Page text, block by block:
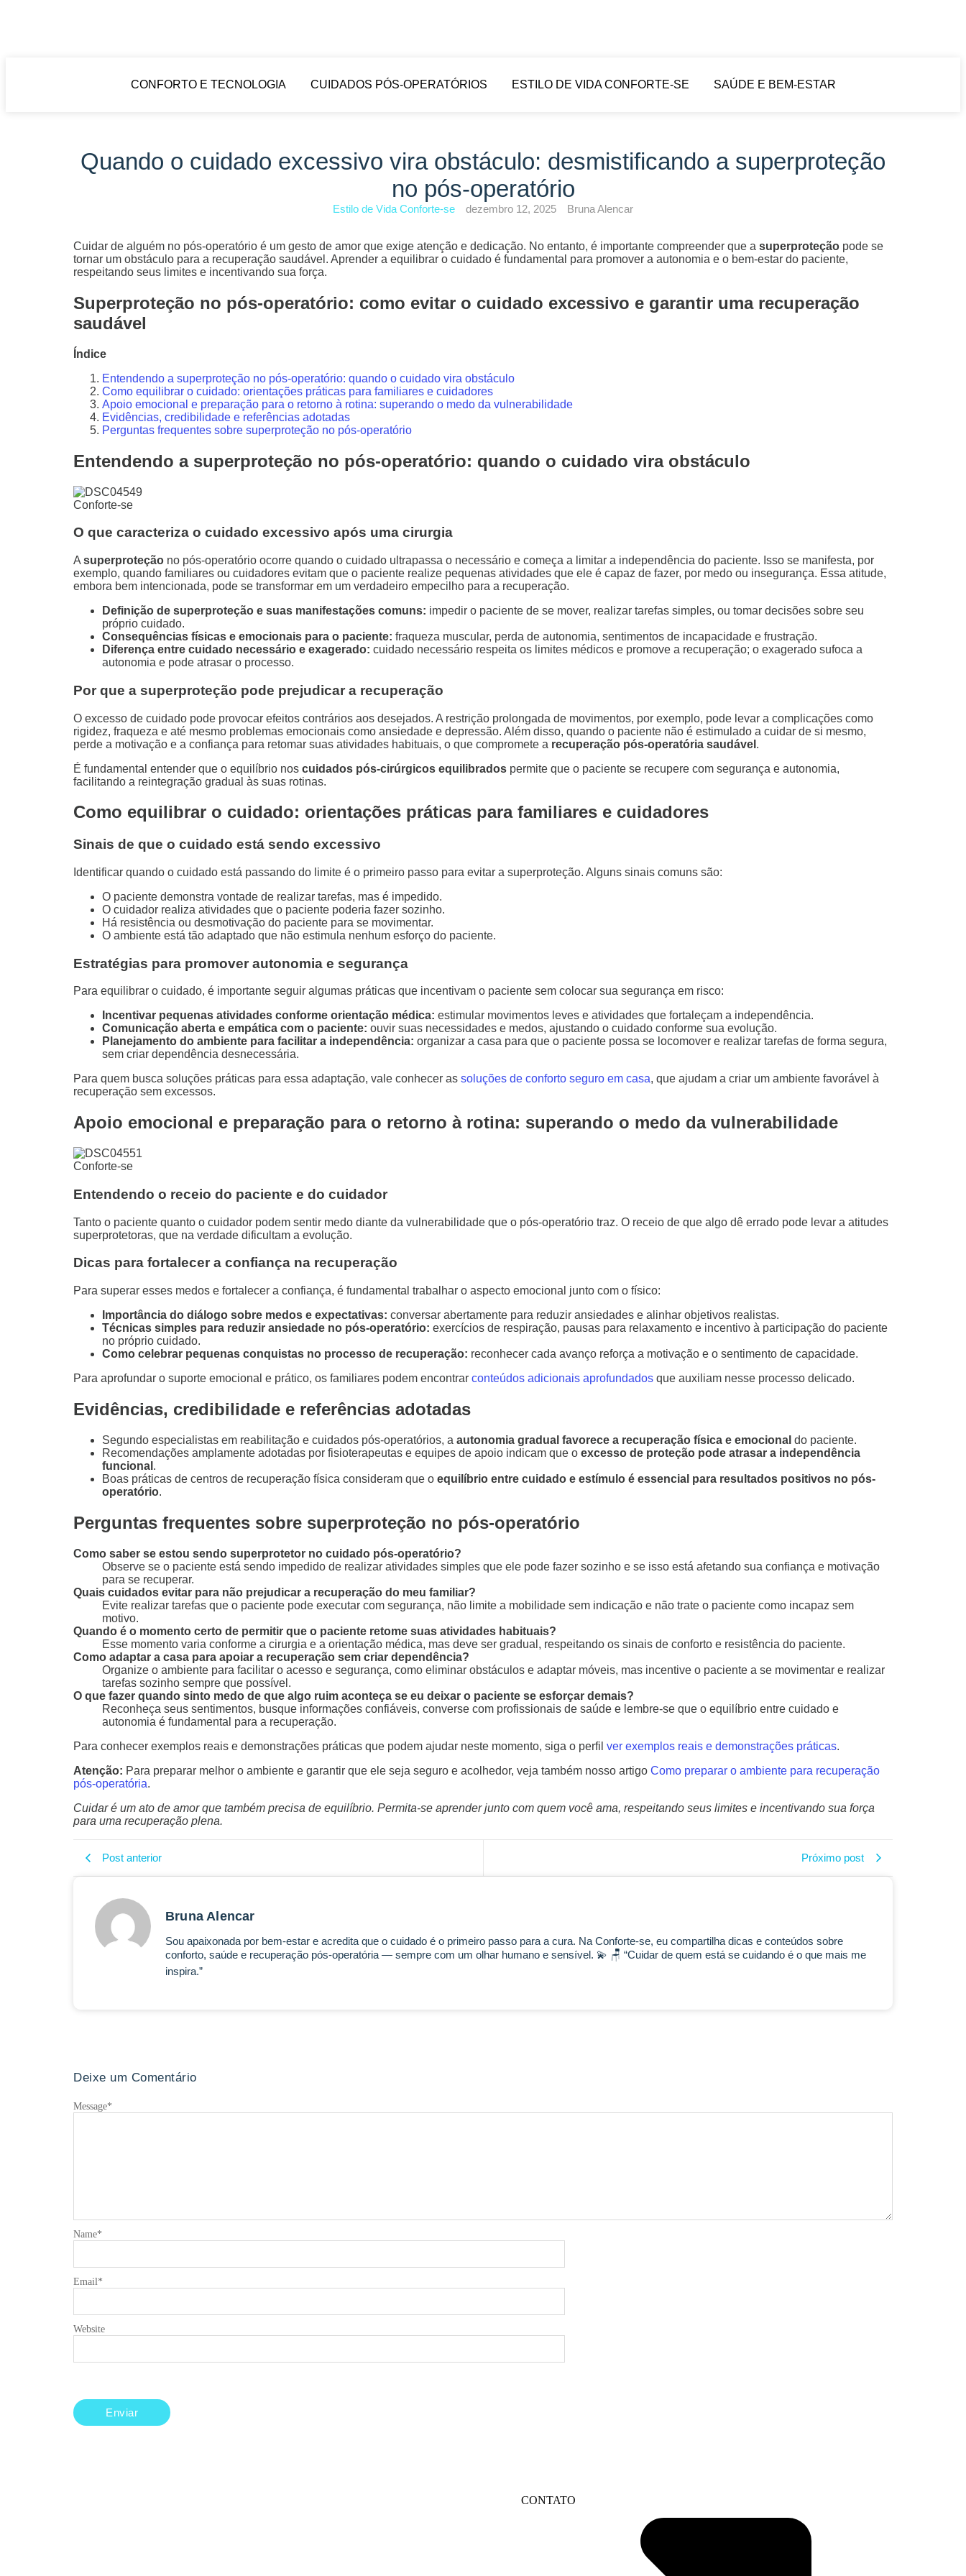
CONFORTO E TECNOLOGIA CUIDADOS PÓS-OPERATÓRIOS ESTILO DE VIDA CONFORTE-SE SAÚDE E BEM-ESTAR
Quando o cuidado excessivo vira obstáculo: desmistificando a superproteção
no pós-operatório
Estilo de Vida Conforte-se dezembro 12, 2025 Bruna Alencar
Cuidar de alguém no pós-operatório é um gesto de amor que exige atenção e dedicação. No entanto, é importante compreender que a superproteção pode se
tornar um obstáculo para a recuperação saudável. Aprender a equilibrar o cuidado é fundamental para promover a autonomia e o bem-estar do paciente,
respeitando seus limites e incentivando sua força.
Superproteção no pós-operatório: como evitar o cuidado excessivo e garantir uma recuperação
saudável
Índice
Entendendo a superproteção no pós-operatório: quando o cuidado vira obstáculo
Como equilibrar o cuidado: orientações práticas para familiares e cuidadores
Apoio emocional e preparação para o retorno à rotina: superando o medo da vulnerabilidade
Evidências, credibilidade e referências adotadas
Perguntas frequentes sobre superproteção no pós-operatório
Entendendo a superproteção no pós-operatório: quando o cuidado vira obstáculo
Conforte-se
O que caracteriza o cuidado excessivo após uma cirurgia
A superproteção no pós-operatório ocorre quando o cuidado ultrapassa o necessário e começa a limitar a independência do paciente. Isso se manifesta, por
exemplo, quando familiares ou cuidadores evitam que o paciente realize pequenas atividades que ele é capaz de fazer, por medo ou insegurança. Essa atitude,
embora bem intencionada, pode se transformar em um verdadeiro empecilho para a recuperação.
Definição de superproteção e suas manifestações comuns: impedir o paciente de se mover, realizar tarefas simples, ou tomar decisões sobre seu
próprio cuidado.
Consequências físicas e emocionais para o paciente: fraqueza muscular, perda de autonomia, sentimentos de incapacidade e frustração.
Diferença entre cuidado necessário e exagerado: cuidado necessário respeita os limites médicos e promove a recuperação; o exagerado sufoca a
autonomia e pode atrasar o processo.
Por que a superproteção pode prejudicar a recuperação
O excesso de cuidado pode provocar efeitos contrários aos desejados. A restrição prolongada de movimentos, por exemplo, pode levar a complicações como
rigidez, fraqueza e até mesmo problemas emocionais como ansiedade e depressão. Além disso, quando o paciente não é estimulado a cuidar de si mesmo,
perde a motivação e a confiança para retomar suas atividades habituais, o que compromete a recuperação pós-operatória saudável .
É fundamental entender que o equilíbrio nos cuidados pós-cirúrgicos equilibrados permite que o paciente se recupere com segurança e autonomia,
facilitando a reintegração gradual às suas rotinas.
Como equilibrar o cuidado: orientações práticas para familiares e cuidadores
Sinais de que o cuidado está sendo excessivo
Identificar quando o cuidado está passando do limite é o primeiro passo para evitar a superproteção. Alguns sinais comuns são:
O paciente demonstra vontade de realizar tarefas, mas é impedido.
O cuidador realiza atividades que o paciente poderia fazer sozinho.
Há resistência ou desmotivação do paciente para se movimentar.
O ambiente está tão adaptado que não estimula nenhum esforço do paciente.
Estratégias para promover autonomia e segurança
Para equilibrar o cuidado, é importante seguir algumas práticas que incentivam o paciente sem colocar sua segurança em risco:
Incentivar pequenas atividades conforme orientação médica: estimular movimentos leves e atividades que fortaleçam a independência.
Comunicação aberta e empática com o paciente: ouvir suas necessidades e medos, ajustando o cuidado conforme sua evolução.
Planejamento do ambiente para facilitar a independência: organizar a casa para que o paciente possa se locomover e realizar tarefas de forma segura,
sem criar dependência desnecessária.
Para quem busca soluções práticas para essa adaptação, vale conhecer as soluções de conforto seguro em casa, que ajudam a criar um ambiente favorável à
recuperação sem excessos.
Apoio emocional e preparação para o retorno à rotina: superando o medo da vulnerabilidade
Conforte-se
Entendendo o receio do paciente e do cuidador
Tanto o paciente quanto o cuidador podem sentir medo diante da vulnerabilidade que o pós-operatório traz. O receio de que algo dê errado pode levar a atitudes
superprotetoras, que na verdade dificultam a evolução.
Dicas para fortalecer a confiança na recuperação
Para superar esses medos e fortalecer a confiança, é fundamental trabalhar o aspecto emocional junto com o físico:
Importância do diálogo sobre medos e expectativas: conversar abertamente para reduzir ansiedades e alinhar objetivos realistas.
Técnicas simples para reduzir ansiedade no pós-operatório: exercícios de respiração, pausas para relaxamento e incentivo à participação do paciente
no próprio cuidado.
Como celebrar pequenas conquistas no processo de recuperação: reconhecer cada avanço reforça a motivação e o sentimento de capacidade.
Para aprofundar o suporte emocional e prático, os familiares podem encontrar conteúdos adicionais aprofundados que auxiliam nesse processo delicado.
Evidências, credibilidade e referências adotadas
Segundo especialistas em reabilitação e cuidados pós-operatórios, a autonomia gradual favorece a recuperação física e emocional do paciente.
Recomendações amplamente adotadas por fisioterapeutas e equipes de apoio indicam que o excesso de proteção pode atrasar a independência
funcional .
Boas práticas de centros de recuperação física consideram que o equilíbrio entre cuidado e estímulo é essencial para resultados positivos no pós-
operatório.
Perguntas frequentes sobre superproteção no pós-operatório
Como saber se estou sendo superprotetor no cuidado pós-operatório?
Observe se o paciente está sendo impedido de realizar atividades simples que ele pode fazer sozinho e se isso está afetando sua confiança e motivação
para se recuperar.
Quais cuidados evitar para não prejudicar a recuperação do meu familiar?
Evite realizar tarefas que o paciente pode executar com segurança, não limite a mobilidade sem indicação e não trate o paciente como incapaz sem
motivo.
Quando é o momento certo de permitir que o paciente retome suas atividades habituais?
Esse momento varia conforme a cirurgia e a orientação médica, mas deve ser gradual, respeitando os sinais de conforto e resistência do paciente.
Como adaptar a casa para apoiar a recuperação sem criar dependência?
Organize o ambiente para facilitar o acesso e segurança, como eliminar obstáculos e adaptar móveis, mas incentive o paciente a se movimentar e realizar
tarefas sozinho sempre que possível.
O que fazer quando sinto medo de que algo ruim aconteça se eu deixar o paciente se esforçar demais?
Reconheça seus sentimentos, busque informações confiáveis, converse com profissionais de saúde e lembre-se que o equilíbrio entre cuidado e
autonomia é fundamental para a recuperação.
Para conhecer exemplos reais e demonstrações práticas que podem ajudar neste momento, siga o perfil ver exemplos reais e demonstrações práticas.
Atenção: Para preparar melhor o ambiente e garantir que ele seja seguro e acolhedor, veja também nosso artigo Como preparar o ambiente para recuperação
pós-operatória.
Cuidar é um ato de amor que também precisa de equilíbrio. Permita-se aprender junto com quem você ama, respeitando seus limites e incentivando sua força
para uma recuperação plena.
Post anterior Próximo post
Bruna Alencar
Sou apaixonada por bem-estar e acredita que o cuidado é o primeiro passo para a cura. Na Conforte-se, eu compartilha dicas e conteúdos sobre
conforto, saúde e recuperação pós-operatória — sempre com um olhar humano e sensível. 💫 🪑 “Cuidar de quem está se cuidando é o que mais me
inspira.”
Deixe um Comentário
Message*
Name*
Email *
Website
CONTATO